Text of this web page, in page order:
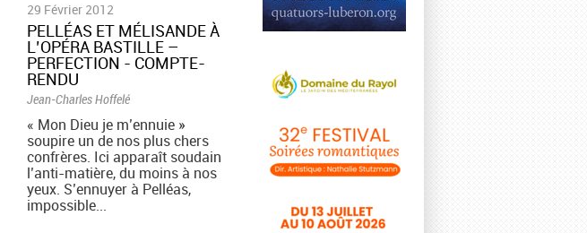
29 Février 2012
PELLÉAS ET MÉLISANDE À
L’OPÉRA BASTILLE –
PERFECTION - COMPTE-
RENDU
Jean-Charles Hoffelé
« Mon Dieu je m’ennuie »
soupire un de nos plus chers
confrères. Ici apparaît soudain
l’anti-matière, du moins à nos
yeux. S’ennuyer à Pelléas,
impossible...